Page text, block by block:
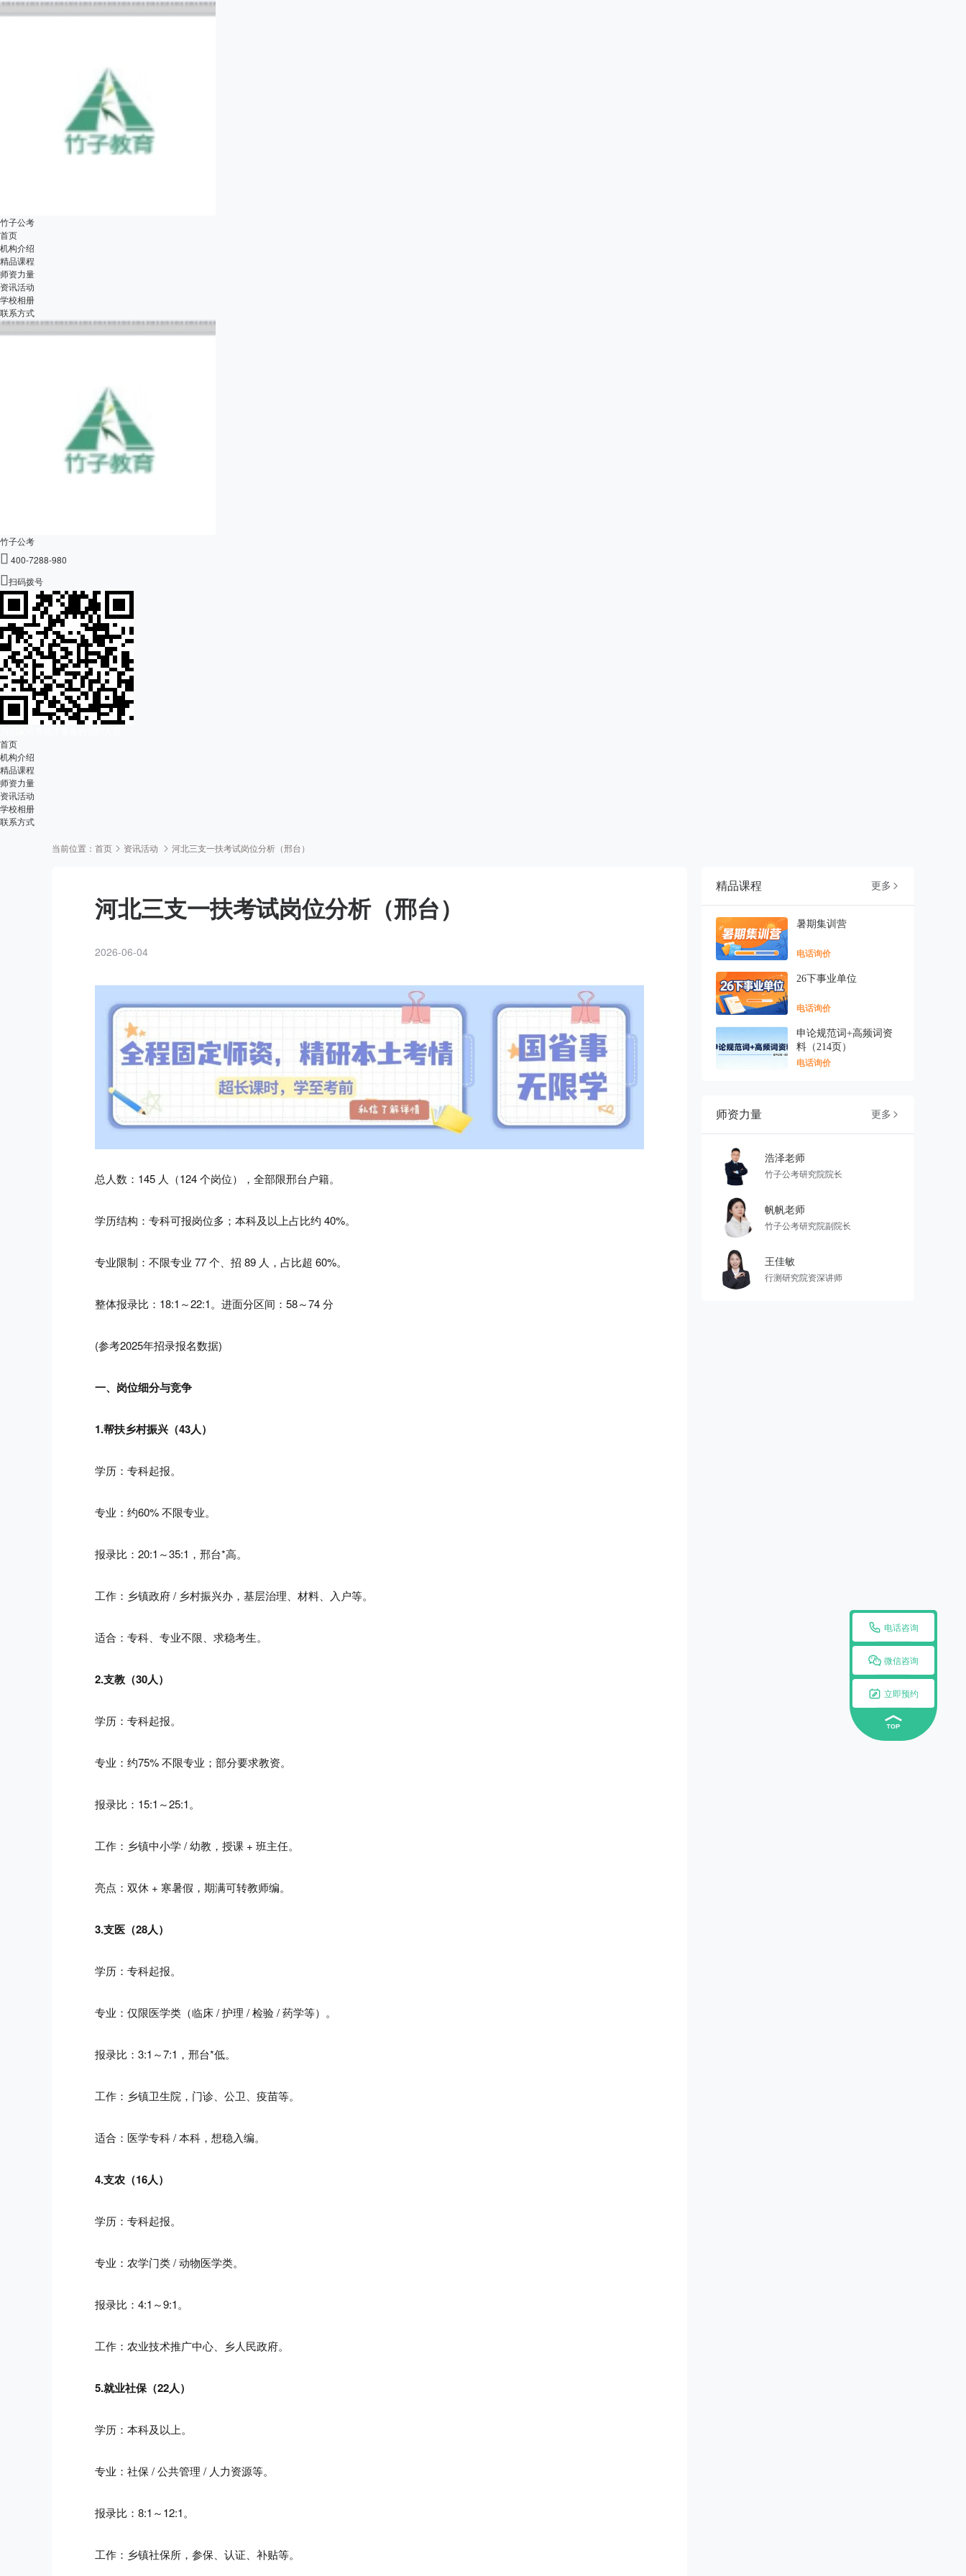
竹子公考
首页
机构介绍
精品课程
师资力量
资讯活动
学校相册
联系方式
竹子公考
 400-7288-980
扫码拨号
首页
机构介绍
精品课程
师资力量
资讯活动
学校相册
联系方式
 电话咨询
 微信咨询
 立即预约
当前位置： 首页 资讯活动 河北三支一扶考试岗位分析（邢台）
河北三支一扶考试岗位分析（邢台）
2026-06-04
总人数：145 人（124 个岗位），全部限邢台户籍。
学历结构：专科可报岗位多；本科及以上占比约 40%。
专业限制：不限专业 77 个、招 89 人，占比超 60%。
整体报录比：18:1～22:1。进面分区间：58～74 分
(参考2025年招录报名数据)
一、岗位细分与竞争
1.帮扶乡村振兴（43人）
学历：专科起报。
专业：约60% 不限专业。
报录比：20:1～35:1，邢台*高。
工作：乡镇政府 / 乡村振兴办，基层治理、材料、入户等。
适合：专科、专业不限、求稳考生。
2.支教（30人）
学历：专科起报。
专业：约75% 不限专业；部分要求教资。
报录比：15:1～25:1。
工作：乡镇中小学 / 幼教，授课 + 班主任。
亮点：双休 + 寒暑假，期满可转教师编。
3.支医（28人）
学历：专科起报。
专业：仅限医学类（临床 / 护理 / 检验 / 药学等）。
报录比：3:1～7:1，邢台*低。
工作：乡镇卫生院，门诊、公卫、疫苗等。
适合：医学专科 / 本科，想稳入编。
4.支农（16人）
学历：专科起报。
专业：农学门类 / 动物医学类。
报录比：4:1～9:1。
工作：农业技术推广中心、乡人民政府。
5.就业社保（22人）
学历：本科及以上。
专业：社保 / 公共管理 / 人力资源等。
报录比：8:1～12:1。
工作：乡镇社保所，参保、认证、补贴等。
精品课程 更多 
暑期集训营
电话询价
26下事业单位
电话询价
申论规范词+高频词资
料（214页）
电话询价
师资力量 更多 
浩泽老师
竹子公考研究院院长
帆帆老师
竹子公考研究院副院长
王佳敏
行测研究院资深讲师